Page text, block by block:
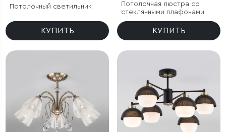
Потолочный светильник
КУПИТЬ
Потолочная люстра со
стеклянными плафонами
КУПИТЬ